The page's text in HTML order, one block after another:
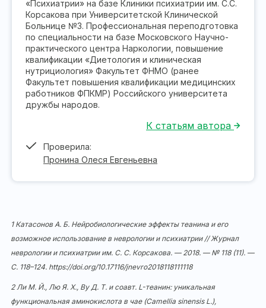
«Психиатрии» на базе Клиники психиатрии им. С.С.
Корсакова при Университетской Клинической
Больнице №3. Профессиональная переподготовка
по специальности на базе Московского Научно-
практического центра Наркологии, повышение
квалификации «Диетология и клиническая
нутрициология» Факультет ФНМО (ранее
Факультет повышения квалификации медицинских
работников ФПКМР) Российского университета
дружбы народов.
К статьям автора
Проверила:
Пронина Олеся Евгеньевна
1 Катасонов А. Б. Нейробиологические эффекты теанина и его
возможное использование в неврологии и психиатрии // Журнал
неврологии и психиатрии им. С. С. Корсакова. — 2018. — № 118 (11). —
С. 118–124. https://doi.org/10.17116/jnevro2018118111118
2 Ли М. Й., Лю Я. Х., Ву Д. Т. и соавт. L-теанин: уникальная
функциональная аминокислота в чае (Camellia sinensis L.),